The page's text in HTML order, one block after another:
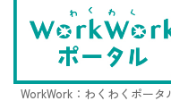
WorkWork：わくわくポー